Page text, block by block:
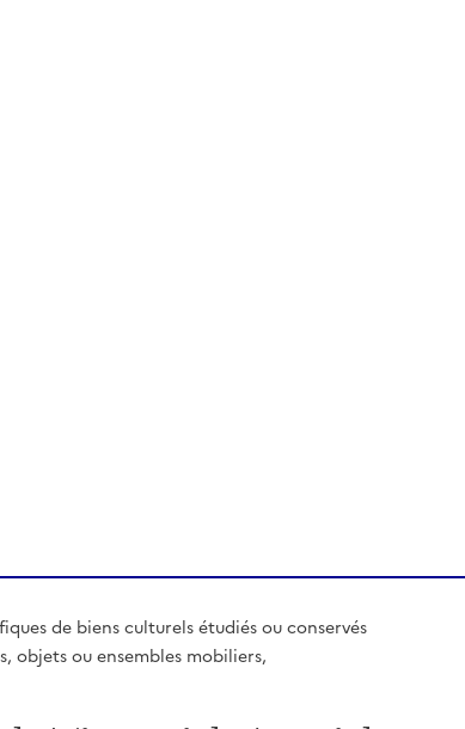
de biens culturels étudiés ou conservés
objets ou ensembles mobiliers,